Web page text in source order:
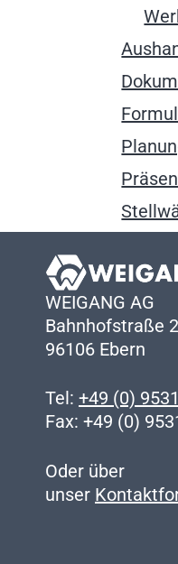
WEIGANG AG
Bahnhofstraße
96106 Ebern
Tel: +49 (0)
Fax: +49 (0)
Oder über
unser